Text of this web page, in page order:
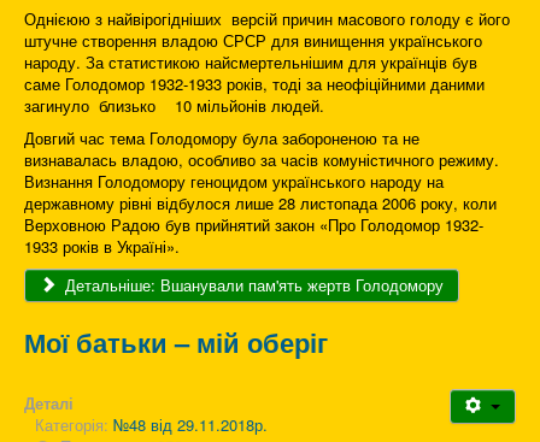
Однієюю з найвірогідніших версій причин масового голоду є його
штучне створення владою СРСР для винищення українського
народу. За статистикою найсмертельнішим для українців був
саме Голодомор 1932-1933 років, тоді за неофіційними даними
загинуло близько 10 мільйонів людей.
Довгий час тема Голодомору була забороненою та не
визнавалась владою, особливо за часів комуністичного режиму.
Визнання Голодомору геноцидом українського народу на
державному рівні відбулося лише 28 листопада 2006 року, коли
Верховною Радою був прийнятий закон «Про Голодомор 1932-
1933 років в Україні».
Детальніше: Вшанували пам'ять жертв Голодомору
Мої батьки – мій оберіг
Деталі
Категорія: №48 від 29.11.2018р.